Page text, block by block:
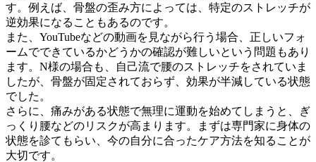
す。例えば、骨盤の歪み方によっては、特定のストレッチが
逆効果になることもあるのです。
また、YouTubeなどの動画を見ながら行う場合、正しいフォ
ームでできているかどうかの確認が難しいという問題もあり
ます。N様の場合も、自己流で腰のストレッチをされていま
したが、骨盤が固定されておらず、効果が半減している状態
でした。
さらに、痛みがある状態で無理に運動を始めてしまうと、ぎ
っくり腰などのリスクが高まります。まずは専門家に身体の
状態を診てもらい、今の自分に合ったケア方法を知ることが
大切です。